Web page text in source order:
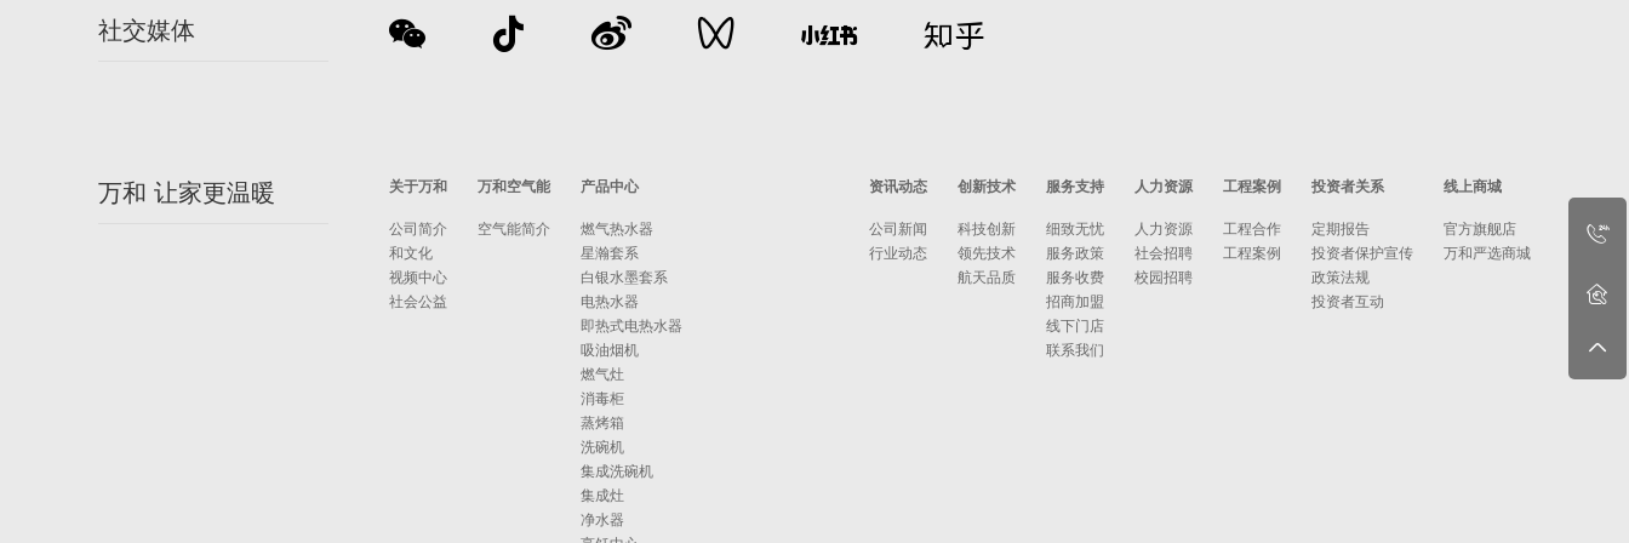
社交媒体
万和 让家更温暖 关于万和
公司简介
和文化
视频中心
社会公益
万和空气能
空气能简介
产品中心
燃气热水器
星瀚套系
白银水墨套系
电热水器
即热式电热水器
吸油烟机
燃气灶
消毒柜
蒸烤箱
洗碗机
集成洗碗机
集成灶
净水器
资讯动态
公司新闻
行业动态
创新技术
科技创新
领先技术
航天品质
服务支持
细致无忧
服务政策
服务收费
招商加盟
线下门店
联系我们
人力资源
人力资源
社会招聘
校园招聘
工程案例
工程合作
工程案例
投资者关系
定期报告
投资者保护宣传
政策法规
投资者互动
线上商城
官方旗舰店
万和严选商城